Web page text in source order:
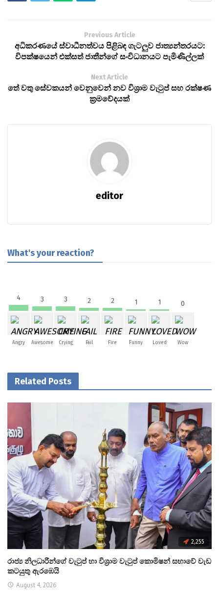
Previous Article
අධිකරණයේ ස්වාධීනත්වය පිළිබඳ ගැටලුව ජාත්‍යන්තරයට:
විපක්ෂයෙන් එක්සත් ජාතීන්ගේ සංවිධානයට පැමිණිල්ලක්
Next Article
තේ වතු සේවකයන් වෙනුවෙන් නව විශ්‍රාම වැටුප් සහ රක්ෂණ
ක්‍රමවේදයක්
editor
What's your reaction?
4
Angry
3
Awesome
3
Crying
2
Fail
2
Fire
1
Funny
1
Loved
0
Wow
Related Posts
2,255
රාජ්‍ය නිලධාරීන්ගේ වැටුප් හා විශ්‍රාම වැටුප් කොමිෂන් සභාවේ වැඩ
කටයුතු ඇරඹෙයි
August 4, 2026